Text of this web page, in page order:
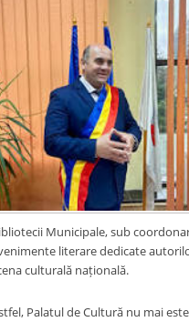
Municipale, sub
literare dedicate
culturală națională.
Palatul de Cultură nu mai